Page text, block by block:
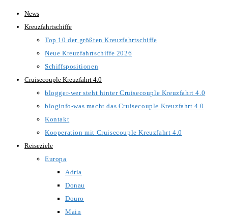
Zum
Inhalt
News
Kreuzfahrtschiffe
Top 10 der größten Kreuzfahrtschiffe
Neue Kreuzfahrtschiffe 2026
Schiffspositionen
Cruisecouple Kreuzfahrt 4.0
blogger-wer steht hinter Cruisecouple Kreuzfahrt 4.0
bloginfo-was macht das Cruisecouple Kreuzfahrt 4.0
Kontakt
Kooperation mit Cruisecouple Kreuzfahrt 4.0
Reiseziele
Europa
Adria
Donau
Douro
Main